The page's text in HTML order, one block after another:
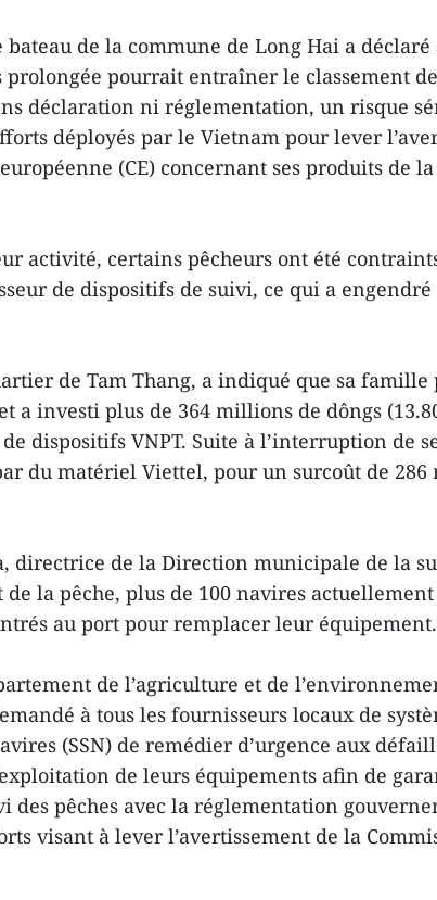
de la commune de Long Hai a déclaré
prolongée pourrait entraîner le classement
déclaration ni réglementation, un risque
déployés par le Vietnam pour lever
(CE) concernant ses produits de
activité, certains pêcheurs ont été
de dispositifs de suivi, ce qui a engendré
de Tam Thang, a indiqué que sa famille
a investi plus de 364 millions de dôngs
dispositifs VNPT. Suite à l’interruption de
du matériel Viettel, pour un surcoût de
directrice de la Direction municipale de la
de la pêche, plus de 100 navires
au port pour remplacer leur équipement.
de l’agriculture et de
à tous les fournisseurs locaux de
(SSN) de remédier d’urgence aux
de leurs équipements afin de
des pêches avec la réglementation
visant à lever l’avertissement de la